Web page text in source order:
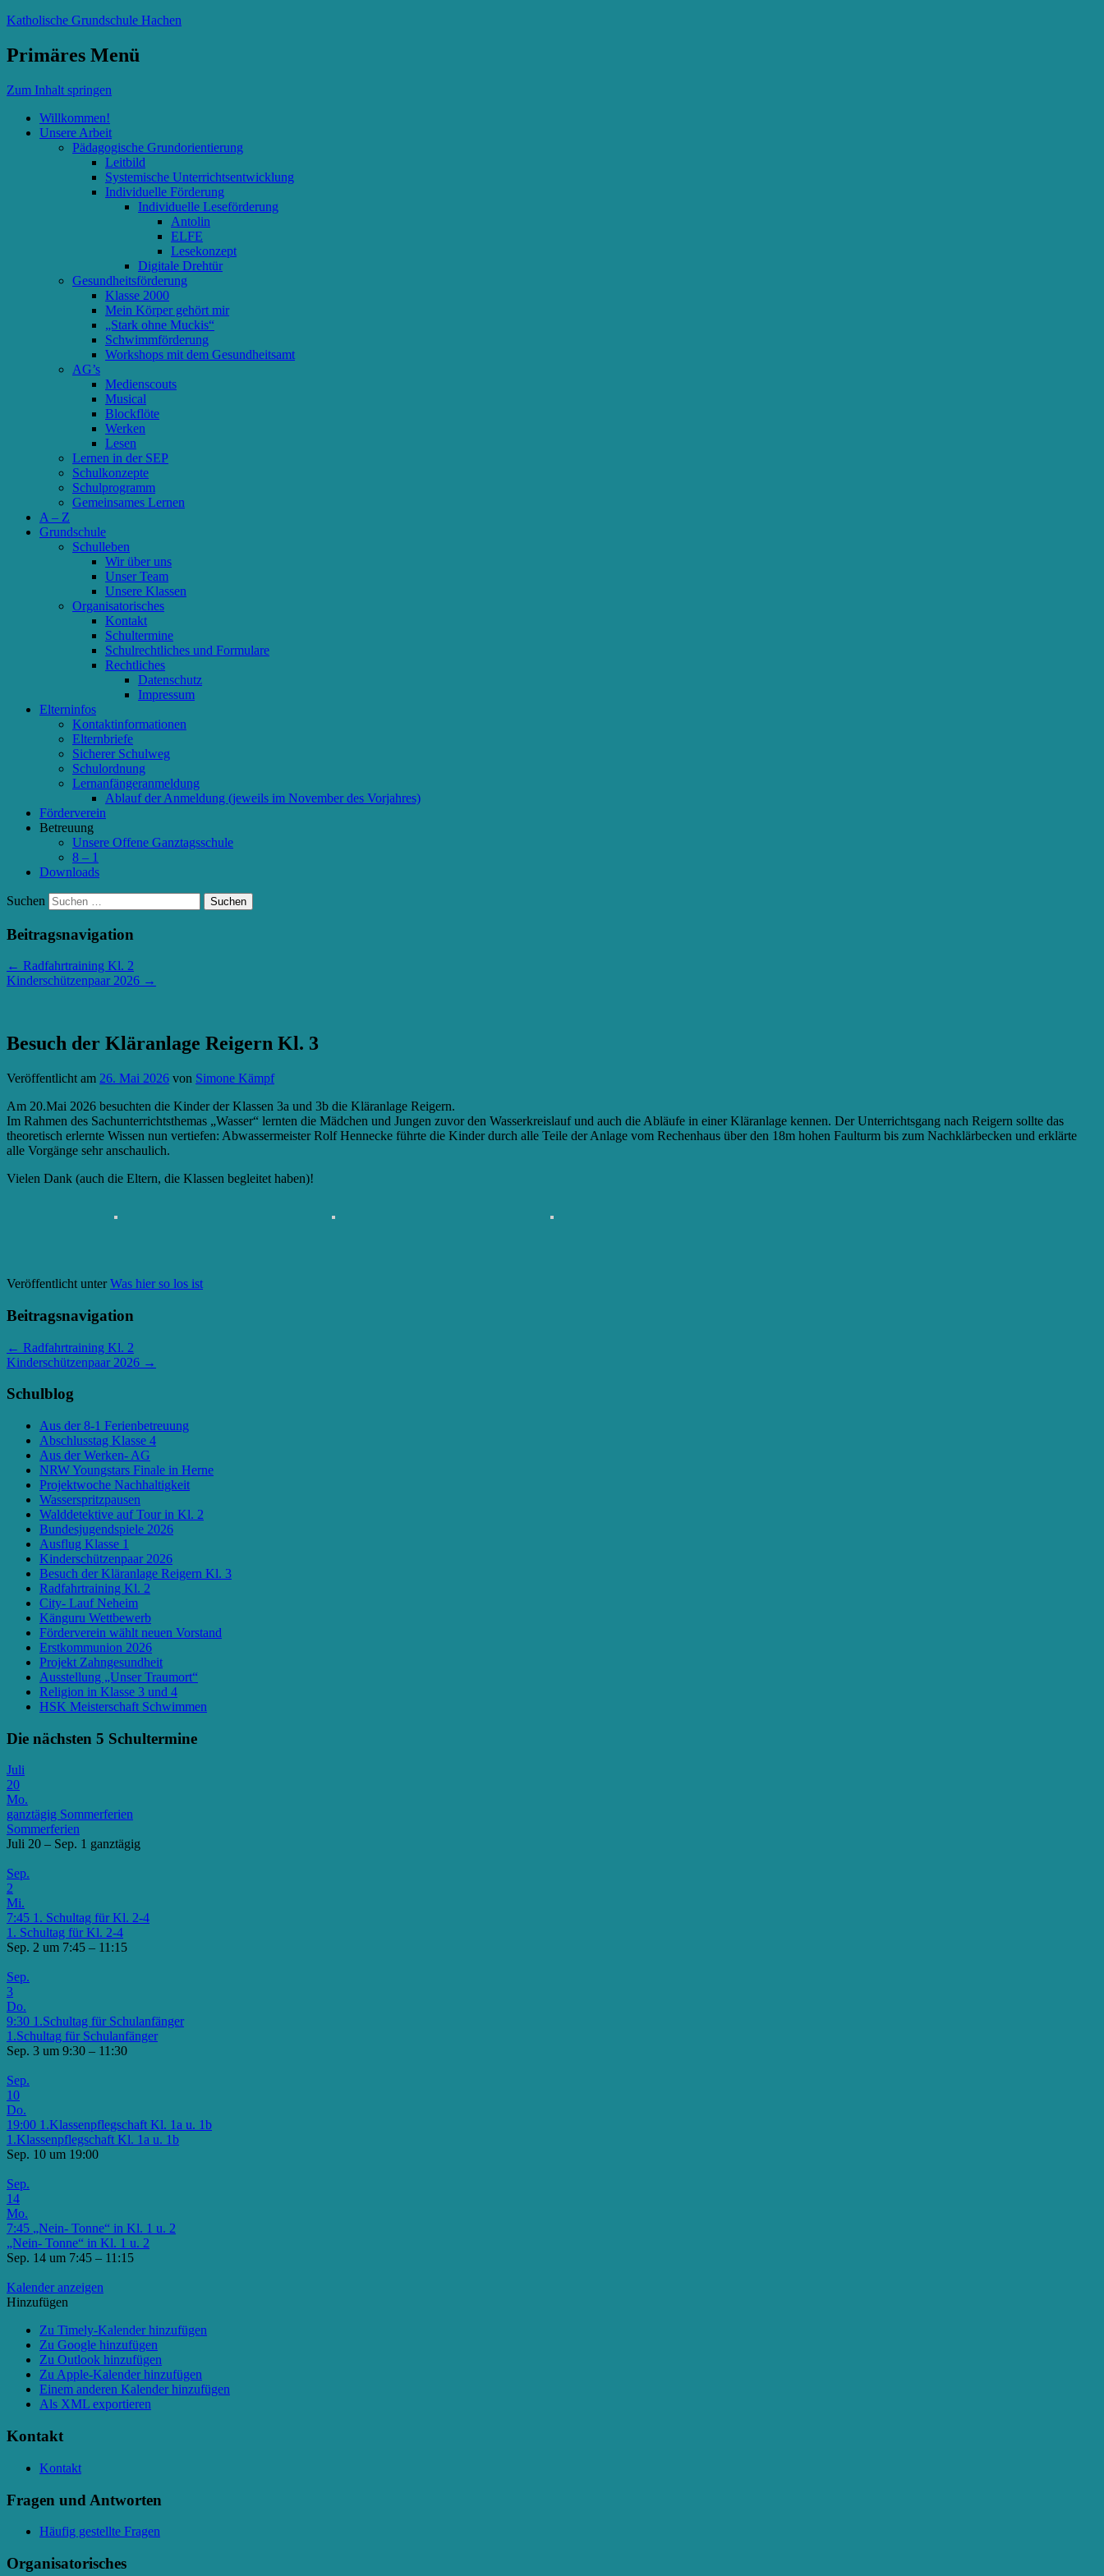
Katholische Grundschule Hachen
Primäres Menü
Zum Inhalt springen
Willkommen!
Unsere Arbeit
Pädagogische Grundorientierung
Leitbild
Systemische Unterrichtsentwicklung
Individuelle Förderung
Individuelle Leseförderung
Antolin
ELFE
Lesekonzept
Digitale Drehtür
Gesundheitsförderung
Klasse 2000
Mein Körper gehört mir
„Stark ohne Muckis“
Schwimmförderung
Workshops mit dem Gesundheitsamt
AG’s
Medienscouts
Musical
Blockflöte
Werken
Lesen
Lernen in der SEP
Schulkonzepte
Schulprogramm
Gemeinsames Lernen
A – Z
Grundschule
Schulleben
Wir über uns
Unser Team
Unsere Klassen
Organisatorisches
Kontakt
Schultermine
Schulrechtliches und Formulare
Rechtliches
Datenschutz
Impressum
Elterninfos
Kontaktinformationen
Elternbriefe
Sicherer Schulweg
Schulordnung
Lernanfängeranmeldung
Ablauf der Anmeldung (jeweils im November des Vorjahres)
Förderverein
Betreuung
Unsere Offene Ganztagsschule
8 – 1
Downloads
Suchen
Beitragsnavigation
← Radfahrtraining Kl. 2
Kinderschützenpaar 2026 →
Besuch der Kläranlage Reigern Kl. 3
Veröffentlicht am 26. Mai 2026 von Simone Kämpf
Am 20.Mai 2026 besuchten die Kinder der Klassen 3a und 3b die Kläranlage Reigern.
Im Rahmen des Sachunterrichtsthemas „Wasser“ lernten die Mädchen und Jungen zuvor den Wasserkreislauf und auch die Abläufe in einer Kläranlage kennen. Der Unterrichtsgang nach Reigern sollte das
theoretisch erlernte Wissen nun vertiefen: Abwassermeister Rolf Hennecke führte die Kinder durch alle Teile der Anlage vom Rechenhaus über den 18m hohen Faulturm bis zum Nachklärbecken und erklärte
alle Vorgänge sehr anschaulich.
Vielen Dank (auch die Eltern, die Klassen begleitet haben)!
Veröffentlicht unterWas hier so los ist
Beitragsnavigation
← Radfahrtraining Kl. 2
Kinderschützenpaar 2026 →
Schulblog
Aus der 8-1 Ferienbetreuung
Abschlusstag Klasse 4
Aus der Werken- AG
NRW Youngstars Finale in Herne
Projektwoche Nachhaltigkeit
Wasserspritzpausen
Walddetektive auf Tour in Kl. 2
Bundesjugendspiele 2026
Ausflug Klasse 1
Kinderschützenpaar 2026
Besuch der Kläranlage Reigern Kl. 3
Radfahrtraining Kl. 2
City- Lauf Neheim
Känguru Wettbewerb
Förderverein wählt neuen Vorstand
Erstkommunion 2026
Projekt Zahngesundheit
Ausstellung „Unser Traumort“
Religion in Klasse 3 und 4
HSK Meisterschaft Schwimmen
Die nächsten 5 Schultermine
Juli
20
Mo.
ganztägig Sommerferien
Sommerferien
Juli 20 – Sep. 1 ganztägig
Sep.
2
Mi.
7:45 1. Schultag für Kl. 2-4
1. Schultag für Kl. 2-4
Sep. 2 um 7:45 – 11:15
Sep.
3
Do.
9:30 1.Schultag für Schulanfänger
1.Schultag für Schulanfänger
Sep. 3 um 9:30 – 11:30
Sep.
10
Do.
19:00 1.Klassenpflegschaft Kl. 1a u. 1b
1.Klassenpflegschaft Kl. 1a u. 1b
Sep. 10 um 19:00
Sep.
14
Mo.
7:45 „Nein- Tonne“ in Kl. 1 u. 2
„Nein- Tonne“ in Kl. 1 u. 2
Sep. 14 um 7:45 – 11:15
Kalender anzeigen
Hinzufügen
Zu Timely-Kalender hinzufügen
Zu Google hinzufügen
Zu Outlook hinzufügen
Zu Apple-Kalender hinzufügen
Einem anderen Kalender hinzufügen
Als XML exportieren
Kontakt
Kontakt
Fragen und Antworten
Häufig gestellte Fragen
Organisatorisches